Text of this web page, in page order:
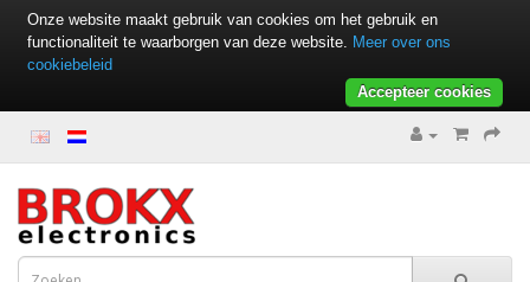
Onze website maakt gebruik van cookies om het gebruik en
functionaliteit te waarborgen van deze website. Meer over ons
cookiebeleid
Accepteer cookies